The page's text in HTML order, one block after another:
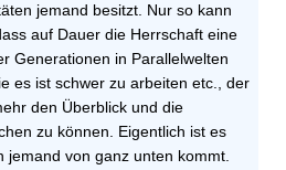
jemand besitzt. Nur so kann
auf Dauer die Herrschaft eine
Generationen in Parallelwelten
es ist schwer zu arbeiten etc., der
den Überblick und die
zu können. Eigentlich ist es
jemand von ganz unten kommt.